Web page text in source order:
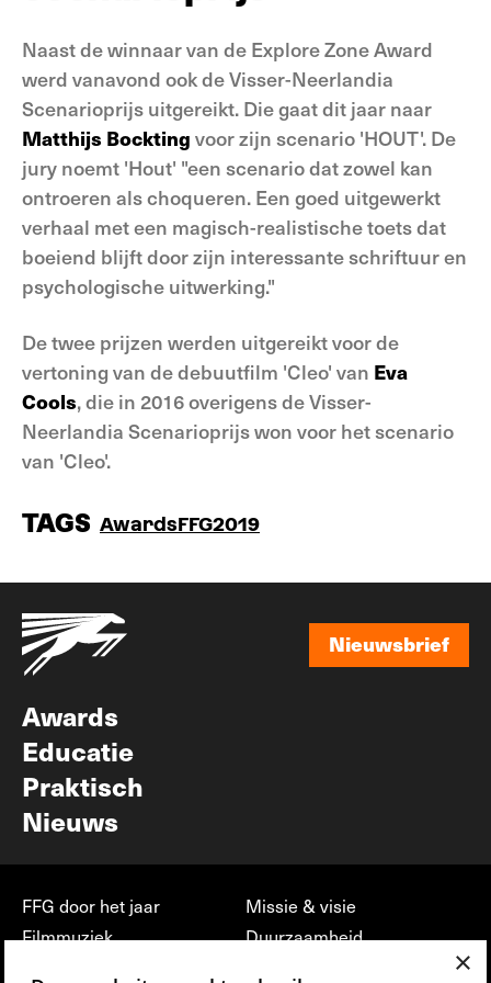
Naast de winnaar van de Explore Zone Award
werd vanavond ook de Visser-Neerlandia
Scenarioprijs uitgereikt. Die gaat dit jaar naar
Matthijs Bockting voor zijn scenario 'HOUT'. De
jury noemt 'Hout' "een scenario dat zowel kan
ontroeren als choqueren. Een goed uitgewerkt
verhaal met een magisch-realistische toets dat
boeiend blijft door zijn interessante schriftuur en
psychologische uitwerking."
De twee prijzen werden uitgereikt voor de
vertoning van de debuutfilm 'Cleo' van Eva
Cools, die in 2016 overigens de Visser-
Neerlandia Scenarioprijs won voor het scenario
van 'Cleo'.
TAGS AwardsFFG2019
Nieuwsbrief
Awards
Educatie
Praktisch
Nieuws
FFG door het jaar
Filmmuziek
Missie & visie
Duurzaamheid
×